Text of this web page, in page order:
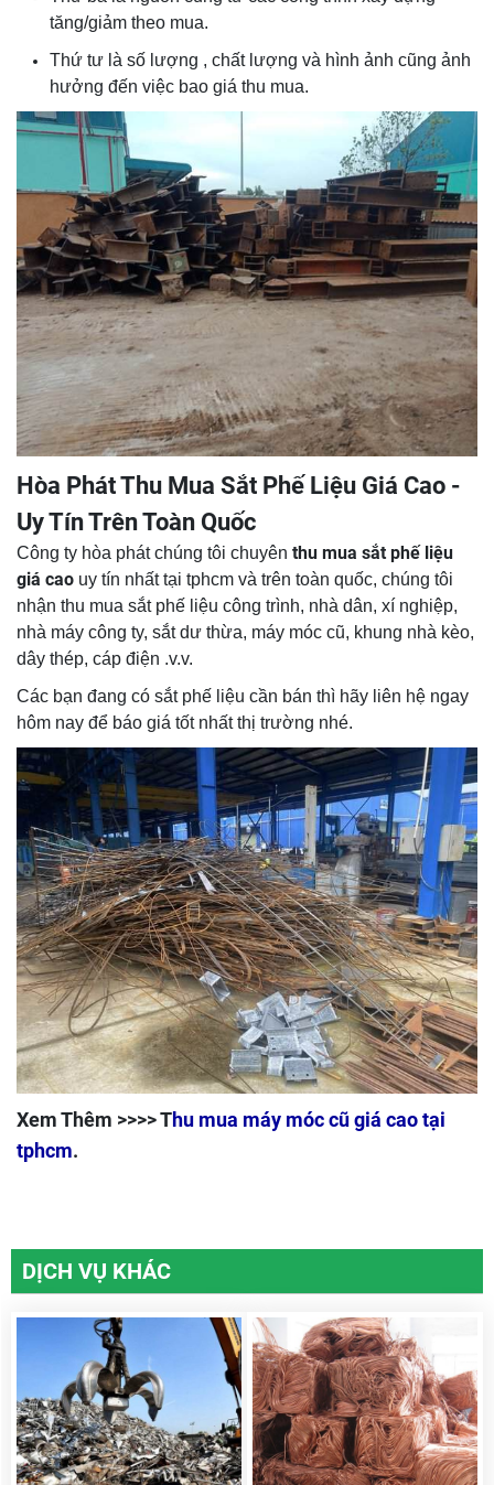
tăng/giảm theo mua.
Thứ tư là số lượng , chất lượng và hình ảnh cũng ảnh
hưởng đến việc bao giá thu mua.
Hòa Phát Thu Mua Sắt Phế Liệu Giá Cao -
Uy Tín Trên Toàn Quốc
Công ty hòa phát chúng tôi chuyên thu mua sắt phế liệu
giá cao uy tín nhất tại tphcm và trên toàn quốc, chúng tôi
nhận thu mua sắt phế liệu công trình, nhà dân, xí nghiệp,
nhà máy công ty, sắt dư thừa, máy móc cũ, khung nhà kèo,
dây thép, cáp điện .v.v.
Các bạn đang có sắt phế liệu cần bán thì hãy liên hệ ngay
hôm nay để báo giá tốt nhất thị trường nhé.
Xem Thêm >>>>Thu mua máy móc cũ giá cao tại
tphcm.
DỊCH VỤ KHÁC